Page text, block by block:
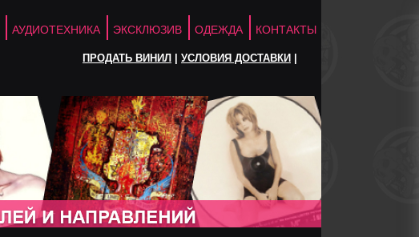
АУДИОТЕХНИКА ЭКСКЛЮЗИВ ОДЕЖДА КОНТАКТЫ
ПРОДАТЬ ВИНИЛ УСЛОВИЯ ДОСТАВКИ